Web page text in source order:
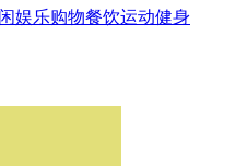
娱乐购物餐饮运动健身